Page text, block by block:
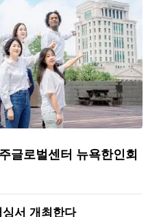
글로벌센터 뉴욕한인회
서 개최한다